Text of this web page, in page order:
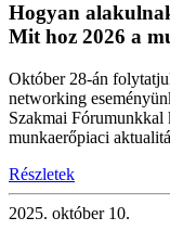
Hogyan
Mit hoz 2026 a
Október 28-án
networking
Szakmai Fórumunkkal
munkaerőpiaci
Részletek
2025. október 10.